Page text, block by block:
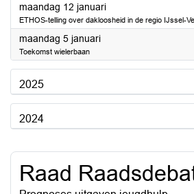
maandag 12 januari2026
ETHOS-telling over dakloosheid in de regio IJssel-
maandag 5 januari2026
Toekomst wielerbaan
2025
2024
Raad